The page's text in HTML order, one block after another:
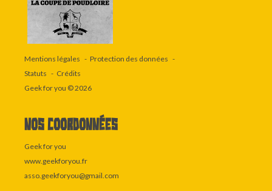
Mentions légales
Protection des données
Statuts
Crédits
Geek for you © 2026
Nos coordonnées
Geek for you
www.geekforyou.fr
asso.geekforyou@gmail.com